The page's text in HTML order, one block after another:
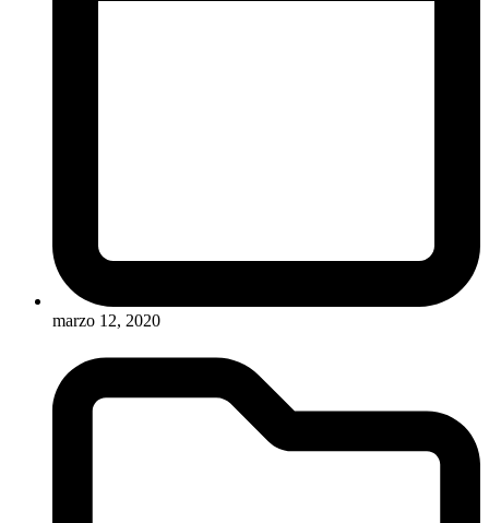
marzo 12, 2020